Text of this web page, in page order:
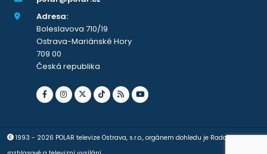
Adresa:
Boleslavova 710/19
Ostrava-Mariánské Hory
709 00
Česká republika
1993 - 2026 POLAR televize Ostrava, s.r.o., orgánem dohledu je Rada pro